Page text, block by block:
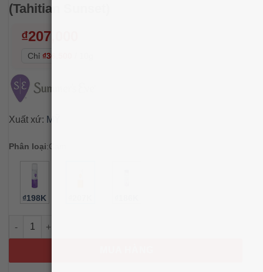
(Tahitian Sunset)
₫207,000
Chỉ ₫36,500
Xuất xứ: MỸ
Phân loại:Cam
₫198K
Xịt phụ khoa Summer’s Eve Tropical Rain Freshening Spray